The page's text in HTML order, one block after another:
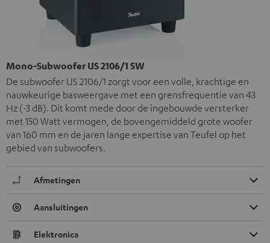
Mono-Subwoofer US 2106/1 SW
De subwoofer US 2106/1 zorgt voor een volle, krachtige en
nauwkeurige basweergave met een grensfrequentie van 43
Hz (-3 dB). Dit komt mede door de ingebouwde versterker
met 150 Watt vermogen, de bovengemiddeld grote woofer
van 160 mm en de jaren lange expertise van Teufel op het
gebied van subwoofers.
Afmetingen
Aansluitingen
Elektronica